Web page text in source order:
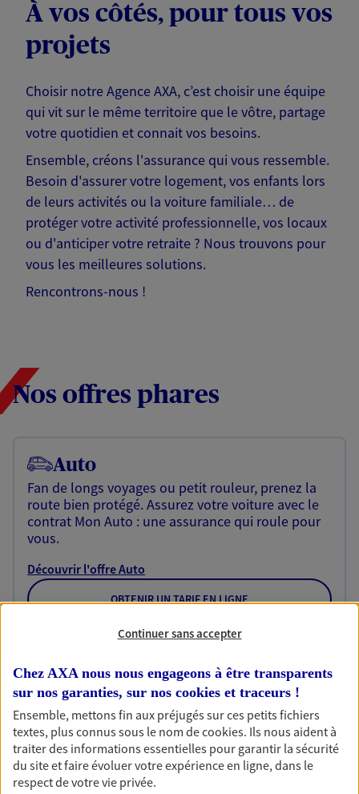
À vos côtés, pour tous vos
projets
Choisir notre Agence AXA, c’est choisir une équipe
qui vit sur le même territoire que le vôtre, partage
votre quotidien et connait vos besoins.
Ensemble, créons l'assurance qui vous ressemble.
Besoin d'assurer votre logement, vos enfants lors
de leurs activités ou la voiture familiale… de
protéger votre activité professionnelle, vos locaux
ou d'anticiper votre retraite ? Nous trouvons pour
vous les meilleures solutions.
Rencontrons-nous !
Nos offres phares
Auto
Fan de longs voyages ou petit rouleur, prenez la
route bien protégé. Assurez votre voiture avec le
contrat Mon Auto : une assurance qui roule pour
vous.
Découvrir l'offre Auto
OBTENIR UN TARIF EN LIGNE
Votre logement est unique, comme vous. Le
contrat Ma Maison assure votre sérénité en
protégeant ce qui vous tient à coeur.
Découvrir l'offre Habitation
OBTENIR UN TARIF EN LIGNE
Continuer sans accepter
Chez AXA nous nous engageons à être transparents
sur nos garanties, sur nos cookies et traceurs !
Ensemble, mettons fin aux préjugés sur ces petits fichiers
textes, plus connus sous le nom decookies. Ils nous aident à
traiter des informations essentielles pour garantir la sécurité
du site et faire évoluer votre expérience en ligne, dans le
respect de votre vie privée.